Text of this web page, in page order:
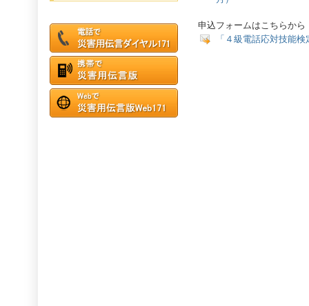
申込フォームはこちらから
「４級電話応対技能